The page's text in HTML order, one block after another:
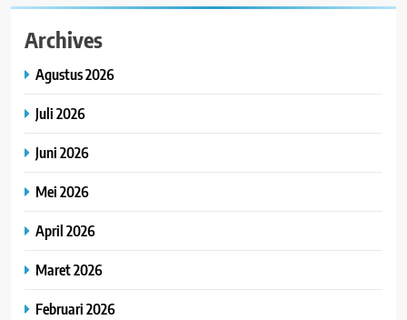
Archives
Agustus 2026
Juli 2026
Juni 2026
Mei 2026
April 2026
Maret 2026
Februari 2026